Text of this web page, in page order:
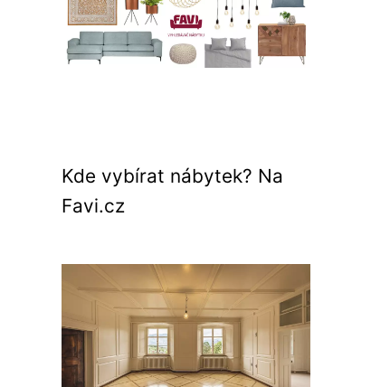
Kde vybírat nábytek? Na
Favi.cz